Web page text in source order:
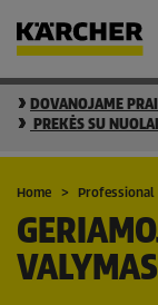
Krepšelis
Mėgstamiausių
DOVANOJAME
PREKĖS SU
Home Professional
VALYMAS